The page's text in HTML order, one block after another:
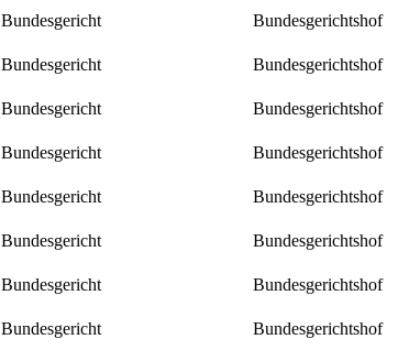
Bundesgericht Bundesgerichtshof
Bundesgericht Bundesgerichtshof
Bundesgericht Bundesgerichtshof
Bundesgericht Bundesgerichtshof
Bundesgericht Bundesgerichtshof
Bundesgericht Bundesgerichtshof
Bundesgericht Bundesgerichtshof
Bundesgericht Bundesgerichtshof